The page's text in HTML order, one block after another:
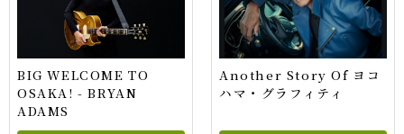
BIG WELCOME TO
OSAKA! - BRYAN
ADAMS
Another Story Of ヨコ
ハマ・グラフィティ